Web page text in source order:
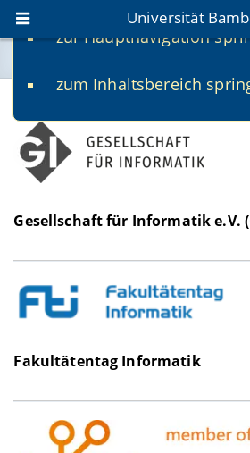
zur Hauptnavigation
zum Inhaltsbereich
Universität
www.uni-
univis.uni-bamberg.de
Mitgliedschaften der
Gesellschaft für Informatik e.V.
Fakultätentag Informatik